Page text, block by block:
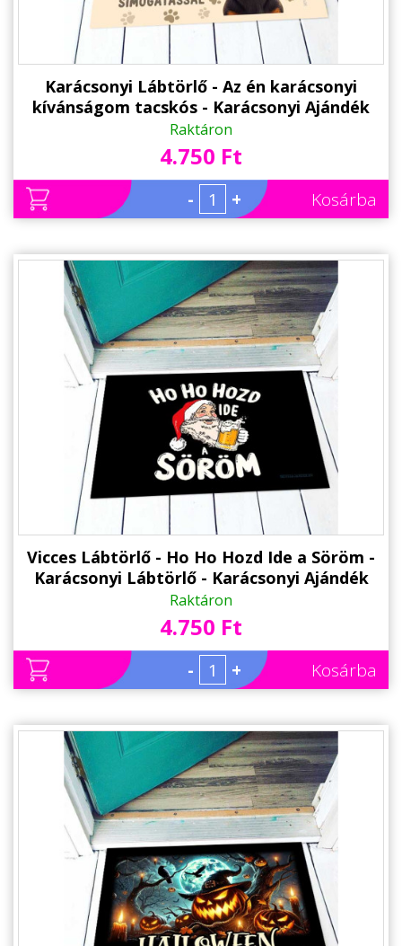
Karácsonyi Lábtörlő - Az én karácsonyi
kívánságom tacskós - Karácsonyi Ajándék
Raktáron
4.750 Ft
- + Kosárba
Vicces Lábtörlő - Ho Ho Hozd Ide a Söröm -
Karácsonyi Lábtörlő - Karácsonyi Ajándék
Raktáron
4.750 Ft
- + Kosárba